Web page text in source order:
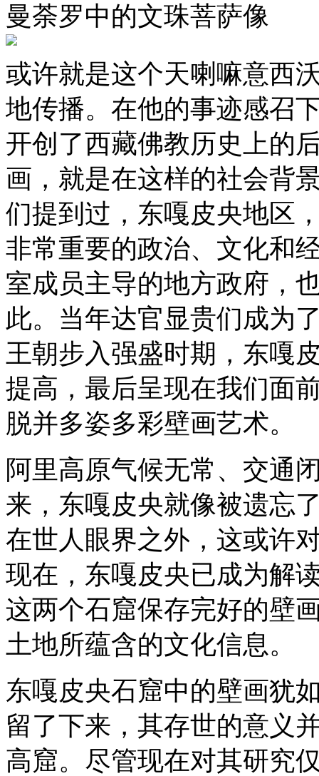
曼荼罗中的文珠菩萨像
或许就是这个天喇嘛意西
地传播。在他的事迹感召
开创了西藏佛教历史上的
画，就是在这样的社会背
们提到过，东嘎皮央地区
非常重要的政治、文化和
室成员主导的地方政府，
此。当年达官显贵们成为
王朝步入强盛时期，东嘎
提高，最后呈现在我们面
脱并多姿多彩壁画艺术。
阿里高原气候无常、交通
来，东嘎皮央就像被遗忘
在世人眼界之外，这或许
现在，东嘎皮央已成为解
这两个石窟保存完好的壁
土地所蕴含的文化信息。
东嘎皮央石窟中的壁画犹
留了下来，其存世的意义
高窟。尽管现在对其研究